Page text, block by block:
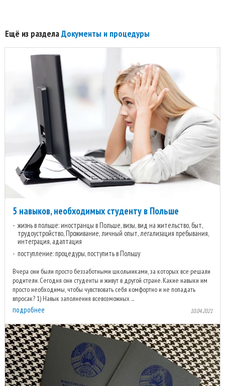
Ещё из разделаДокументы и процедуры
5 навыков, необходимых студенту в Польше
жизнь в польше: иностранцы в Польше, визы, вид на жительство, быт,
трудоустройство, Проживание, личный опыт, легализация пребывания,
интеграция, адаптация
поступление: процедуры, поступить в Польшу
Вчера они были просто беззаботными школьниками, за которых все решали
родители. Сегодня они студенты и живут в другой стране. Какие навыки им
просто необходимы, чтобы чувствовать себя комфортно и не попадать
впросак? 1) Навык заполнения всевозможных ...
подробнее 10.04.2021